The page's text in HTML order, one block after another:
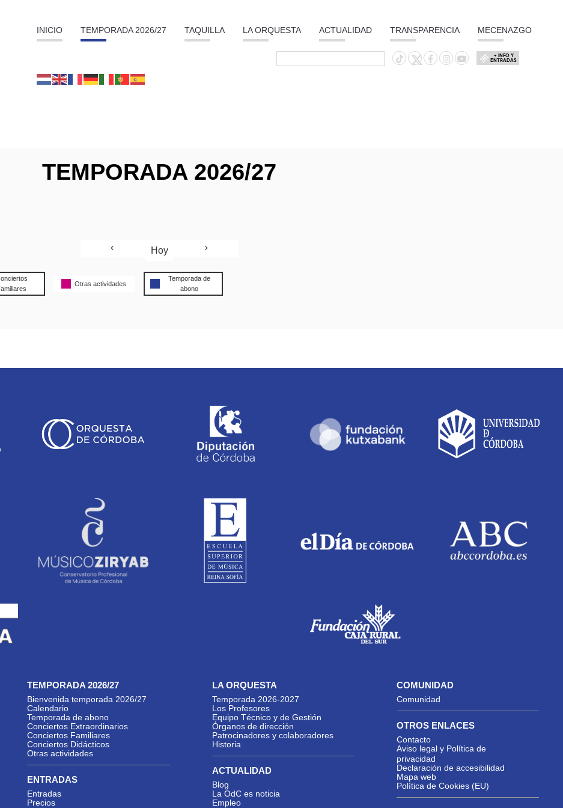
INICIO TEMPORADA 2026/27 TAQUILLA LA ORQUESTA ACTUALIDAD TRANSPARENCIA MECENAZGO
+ INFO Y
ENTRADAS
TEMPORADA 2026/27
Hoy
Otras actividades
Temporada de
abono
TEMPORADA 2026/27
Bienvenida temporada 2026/27
Calendario
Temporada de abono
Conciertos Extraordinarios
Conciertos Familiares
Conciertos Didácticos
Otras actividades
ENTRADAS
Entradas
Precios
LA ORQUESTA
Temporada 2026-2027
Los Profesores
Equipo Técnico y de Gestión
Órganos de dirección
Patrocinadores y colaboradores
Historia
ACTUALIDAD
Blog
La OdC es noticia
Empleo
COMUNIDAD
Comunidad
OTROS ENLACES
Contacto
Aviso legal y Política de
privacidad
Declaración de accesibilidad
Mapa web
Política de Cookies (EU)